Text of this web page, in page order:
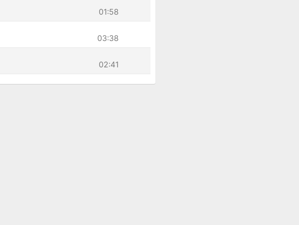
01:58
03:38
02:41